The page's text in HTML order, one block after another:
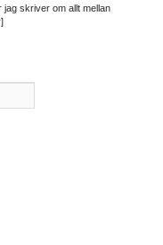
skriver om allt mellan